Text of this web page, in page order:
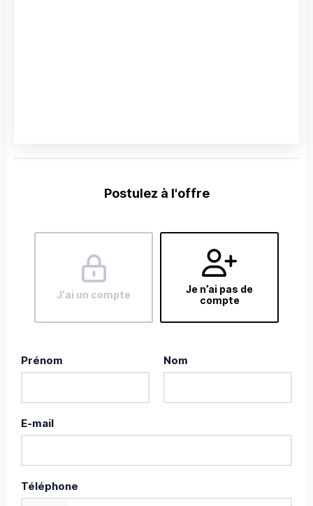
Postulez à l'offre
J'ai un compte
Je n’ai pas de
compte
Prénom Nom
E-mail
Téléphone